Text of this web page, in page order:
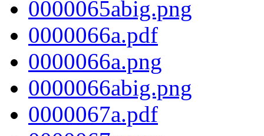
0000065abig.png
0000066a.pdf
0000066a.png
0000066abig.png
0000067a.pdf